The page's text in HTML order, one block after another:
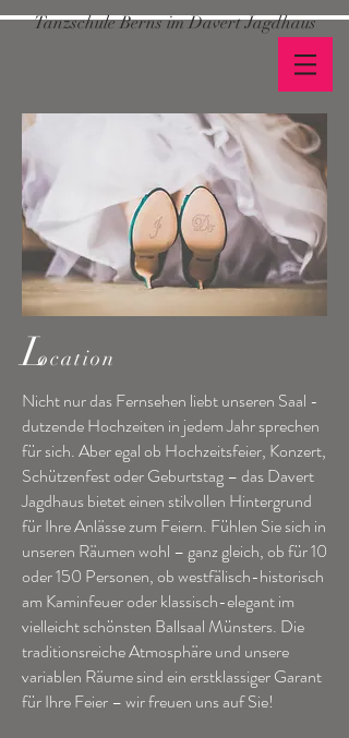
Tanzschule Berns im Davert Jagdhaus
Location
Nicht nur das Fernsehen liebt unseren Saal -
dutzende Hochzeiten in jedem Jahr sprechen
für sich. Aber egal ob Hochzeitsfeier, Konzert,
Schützenfest oder Geburtstag – das Davert
Jagdhaus bietet einen stilvollen Hintergrund
für Ihre Anlässe zum Feiern. Fühlen Sie sich in
unseren Räumen wohl – ganz gleich, ob für 10
oder 150 Personen, ob westfälisch-historisch
am Kaminfeuer oder klassisch-elegant im
vielleicht schönsten Ballsaal Münsters. Die
traditionsreiche Atmosphäre und unsere
variablen Räume sind ein erstklassiger Garant
für Ihre Feier – wir freuen uns auf Sie!